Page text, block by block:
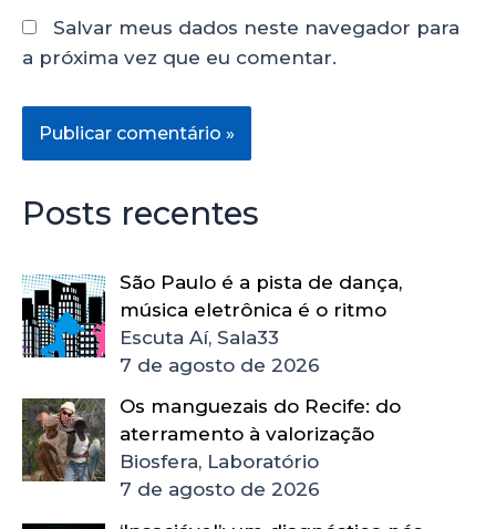
Salvar meus dados neste navegador para
a próxima vez que eu comentar.
Posts recentes
São Paulo é a pista de dança,
música eletrônica é o ritmo
Escuta Aí, Sala33
7 de agosto de 2026
Os manguezais do Recife: do
aterramento à valorização
Biosfera, Laboratório
7 de agosto de 2026